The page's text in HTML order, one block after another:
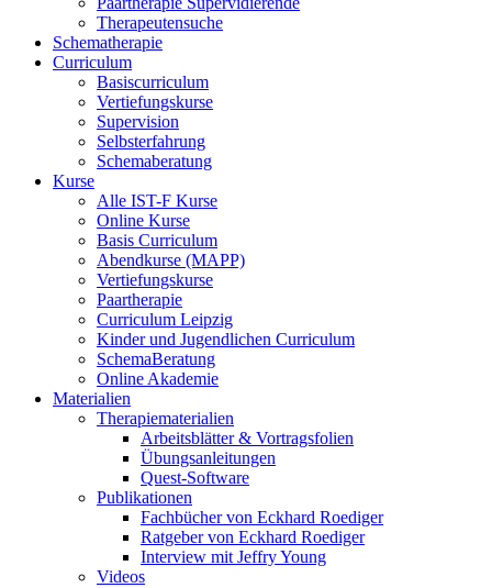
Therapeutensuche
Schematherapie
Curriculum
Basiscurriculum
Vertiefungskurse
Supervision
Selbsterfahrung
Schemaberatung
Kurse
Alle IST-F Kurse
Online Kurse
Basis Curriculum
Abendkurse (MAPP)
Vertiefungskurse
Paartherapie
Curriculum Leipzig
Kinder und Jugendlichen Curriculum
SchemaBeratung
Online Akademie
Materialien
Therapiematerialien
Arbeitsblätter & Vortragsfolien
Übungsanleitungen
Quest-Software
Publikationen
Fachbücher von Eckhard Roediger
Ratgeber von Eckhard Roediger
Interview mit Jeffry Young
Videos